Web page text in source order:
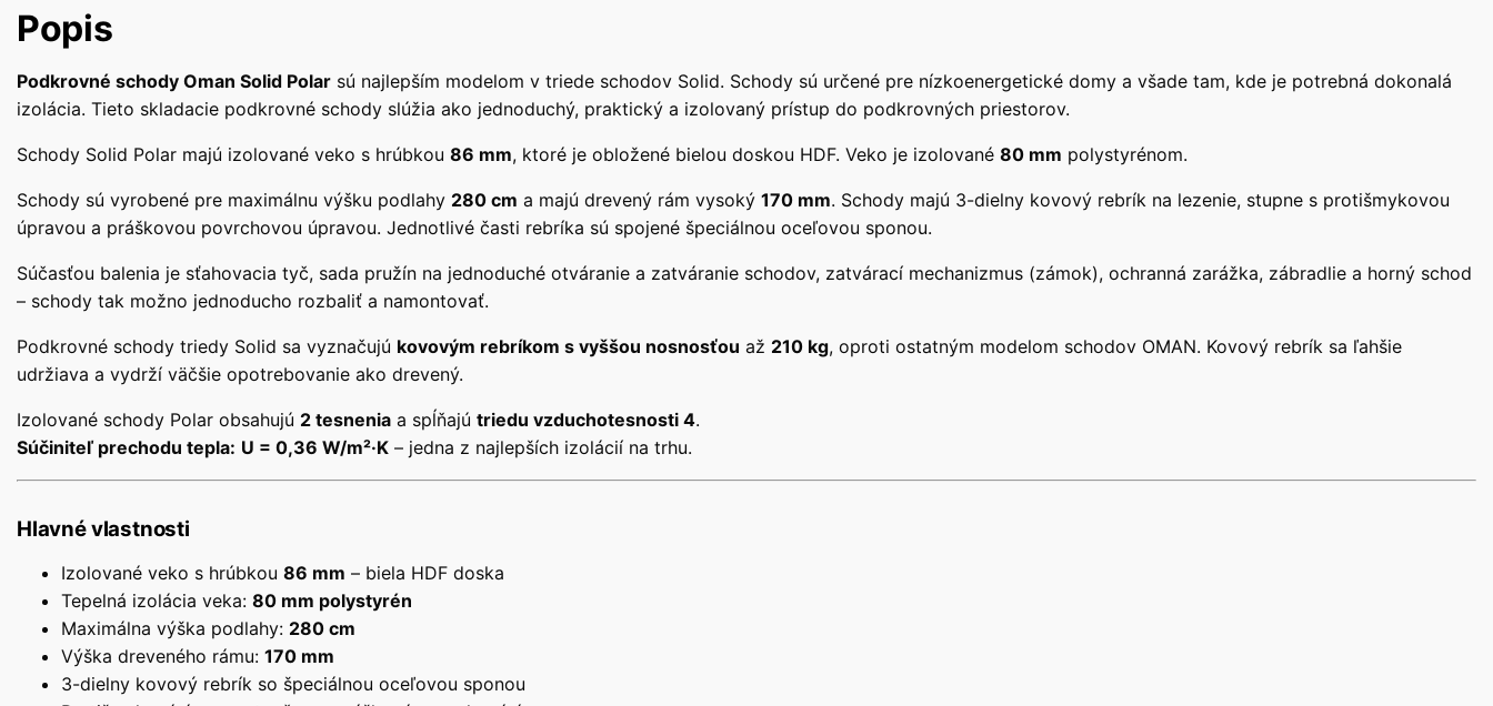
Popis
Podkrovné schody Oman Solid Polar sú najlepším modelom v triede schodov Solid. Schody sú určené pre nízkoenergetické domy a všade tam, kde je potrebná dokonalá
izolácia. Tieto skladacie podkrovné schody slúžia ako jednoduchý, praktický a izolovaný prístup do podkrovných priestorov.
Schody Solid Polar majú izolované veko s hrúbkou 86 mm, ktoré je obložené bielou doskou HDF. Veko je izolované 80 mm polystyrénom.
Schody sú vyrobené pre maximálnu výšku podlahy 280 cm a majú drevený rám vysoký 170 mm. Schody majú 3-dielny kovový rebrík na lezenie, stupne s protišmykovou
úpravou a práškovou povrchovou úpravou. Jednotlivé časti rebríka sú spojené špeciálnou oceľovou sponou.
Súčasťou balenia je sťahovacia tyč, sada pružín na jednoduché otváranie a zatváranie schodov, zatvárací mechanizmus (zámok), ochranná zarážka, zábradlie a horný schod
– schody tak možno jednoducho rozbaliť a namontovať.
Podkrovné schody triedy Solid sa vyznačujú kovovým rebríkom s vyššou nosnosťou až 210 kg, oproti ostatným modelom schodov OMAN. Kovový rebrík sa ľahšie
udržiava a vydrží väčšie opotrebovanie ako drevený.
Izolované schody Polar obsahujú 2 tesnenia a spĺňajú triedu vzduchotesnosti 4.
Súčiniteľ prechodu tepla: U = 0,36 W/m²·K – jedna z najlepších izolácií na trhu.
Hlavné vlastnosti
Izolované veko s hrúbkou 86 mm – biela HDF doska
Tepelná izolácia veka: 80 mm polystyrén
Maximálna výška podlahy: 280 cm
Výška dreveného rámu: 170 mm
3-dielny kovový rebrík so špeciálnou oceľovou sponou